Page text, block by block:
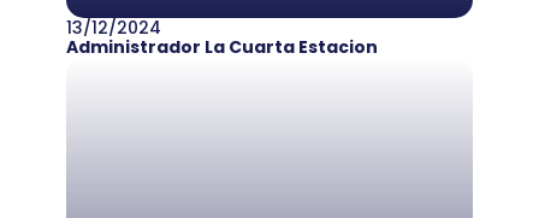
13/12/2024
Administrador La Cuarta Estacion